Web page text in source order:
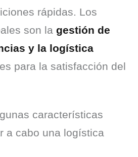
rápidas. Los
son la gestión de
y la logística
para la satisfacción del
características
a cabo una logística